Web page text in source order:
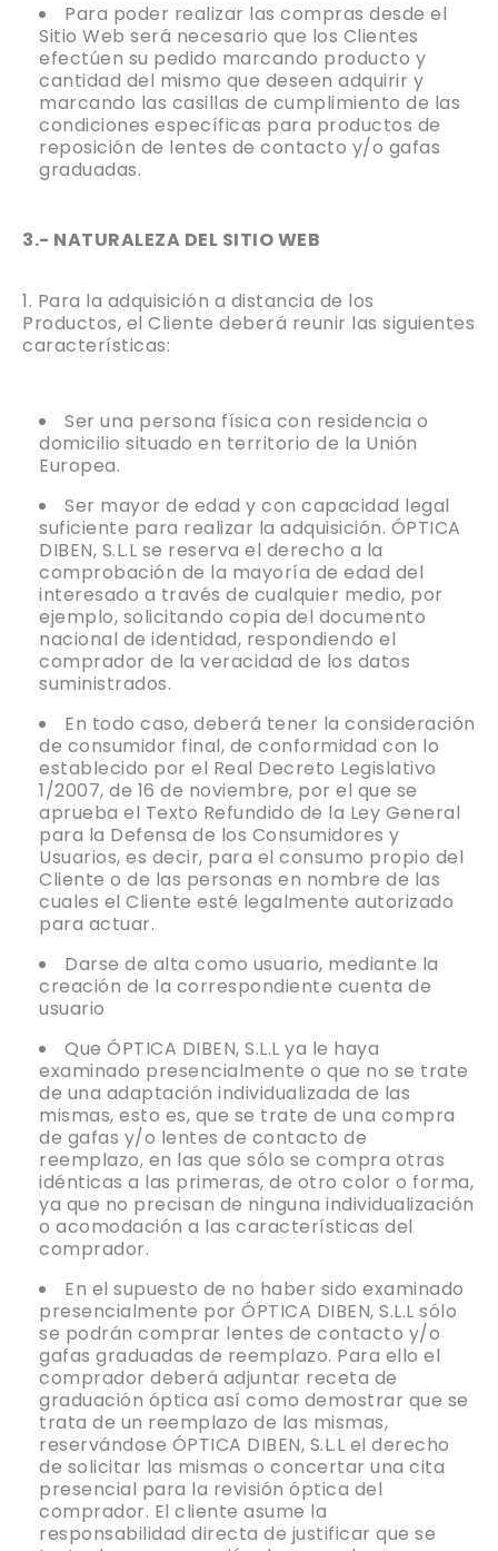
Para poder realizar las compras desde el
Sitio Web será necesario que los Clientes
efectúen su pedido marcando producto y
cantidad del mismo que deseen adquirir y
marcando las casillas de cumplimiento de las
condiciones específicas para productos de
reposición de lentes de contacto y/o gafas
graduadas.
3.- NATURALEZA DEL SITIO WEB
Para la adquisición a distancia de los
Productos, el Cliente deberá reunir las siguientes
características:
Ser una persona física con residencia o
domicilio situado en territorio de la Unión
Europea.
Ser mayor de edad y con capacidad legal
suficiente para realizar la adquisición. ÓPTICA
DIBEN, S.L.L se reserva el derecho a la
comprobación de la mayoría de edad del
interesado a través de cualquier medio, por
ejemplo, solicitando copia del documento
nacional de identidad, respondiendo el
comprador de la veracidad de los datos
suministrados.
En todo caso, deberá tener la consideración
de consumidor final, de conformidad con lo
establecido por el Real Decreto Legislativo
1/2007, de 16 de noviembre, por el que se
aprueba el Texto Refundido de la Ley General
para la Defensa de los Consumidores y
Usuarios, es decir, para el consumo propio del
Cliente o de las personas en nombre de las
cuales el Cliente esté legalmente autorizado
para actuar.
Darse de alta como usuario, mediante la
creación de la correspondiente cuenta de
usuario
Que ÓPTICA DIBEN, S.L.L ya le haya
examinado presencialmente o que no se trate
de una adaptación individualizada de las
mismas, esto es, que se trate de una compra
de gafas y/o lentes de contacto de
reemplazo, en las que sólo se compra otras
idénticas a las primeras, de otro color o forma,
ya que no precisan de ninguna individualización
o acomodación a las características del
comprador.
En el supuesto de no haber sido examinado
presencialmente por ÓPTICA DIBEN, S.L.L sólo
se podrán comprar lentes de contacto y/o
gafas graduadas de reemplazo. Para ello el
comprador deberá adjuntar receta de
graduación óptica así como demostrar que se
trata de un reemplazo de las mismas,
reservándose ÓPTICA DIBEN, S.L.L el derecho
de solicitar las mismas o concertar una cita
presencial para la revisión óptica del
comprador. El cliente asume la
responsabilidad directa de justificar que se